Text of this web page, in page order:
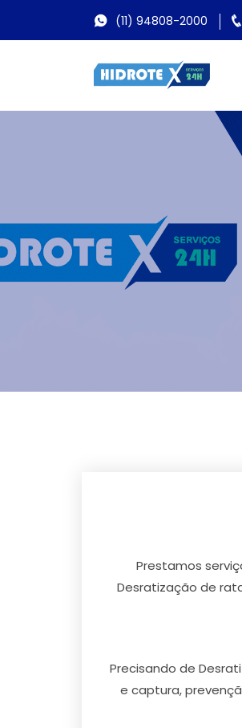
(11) 94808-2000
Prestamos
Desratização de
Precisando de
e captura,